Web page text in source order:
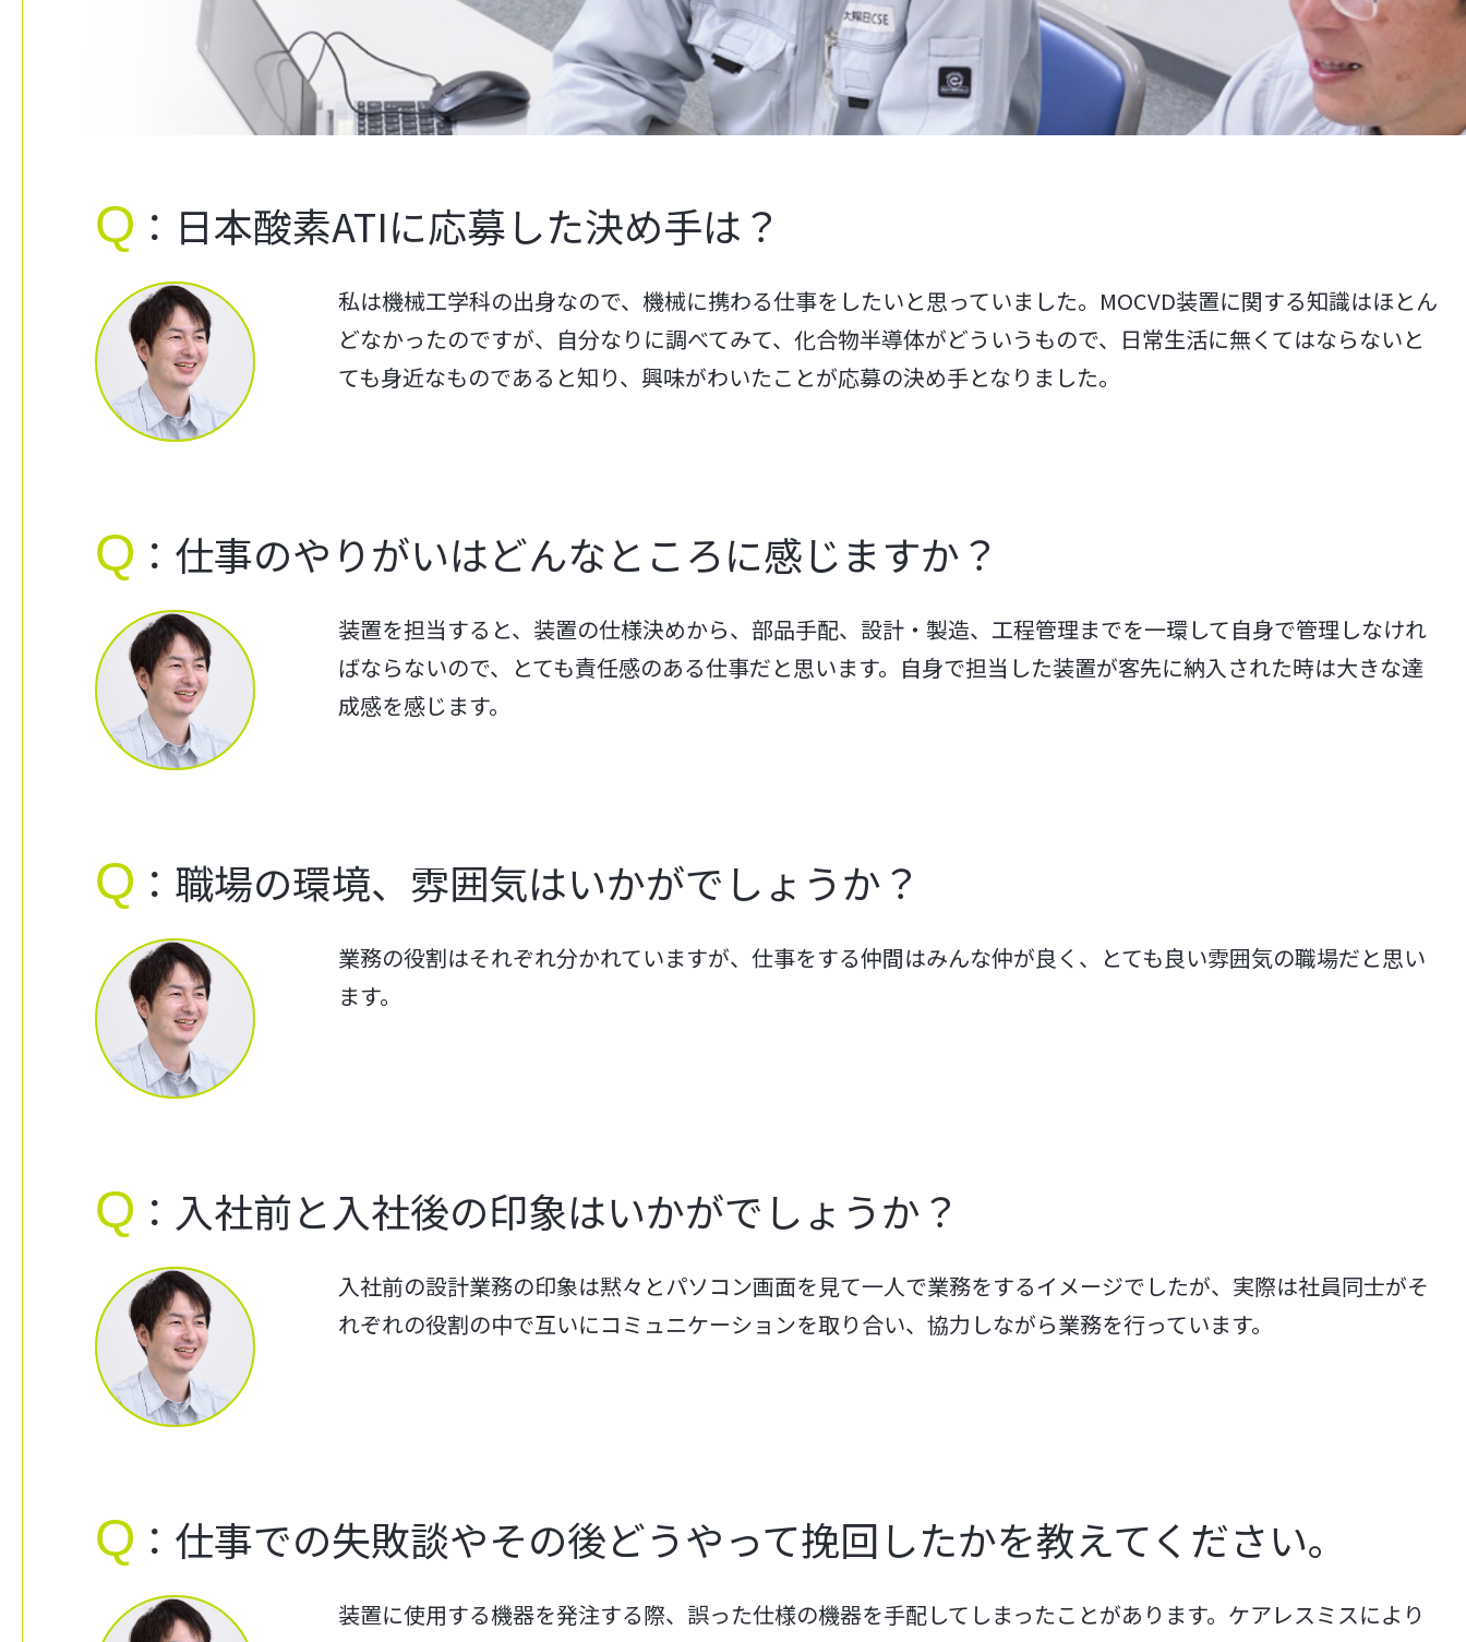
Q ：日本酸素ATIに応募した決め手は？
私は機械工学科の出身なので、機械に携わる仕事をしたいと思っていました。MOCVD装置に関する知識はほとん
どなかったのですが、自分なりに調べてみて、化合物半導体がどういうもので、日常生活に無くてはならないと
ても身近なものであると知り、興味がわいたことが応募の決め手となりました。
Q ：仕事のやりがいはどんなところに感じますか？
装置を担当すると、装置の仕様決めから、部品手配、設計・製造、工程管理までを一環して自身で管理しなけれ
ばならないので、とても責任感のある仕事だと思います。自身で担当した装置が客先に納入された時は大きな達
成感を感じます。
Q ：職場の環境、雰囲気はいかがでしょうか？
業務の役割はそれぞれ分かれていますが、仕事をする仲間はみんな仲が良く、とても良い雰囲気の職場だと思い
ます。
Q ：入社前と入社後の印象はいかがでしょうか？
入社前の設計業務の印象は黙々とパソコン画面を見て一人で業務をするイメージでしたが、実際は社員同士がそ
れぞれの役割の中で互いにコミュニケーションを取り合い、協力しながら業務を行っています。
Q ：仕事での失敗談やその後どうやって挽回したかを教えてください。
装置に使用する機器を発注する際、誤った仕様の機器を手配してしまったことがあります。ケアレスミスにより